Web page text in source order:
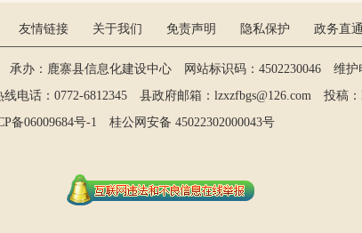
友情链接 关于我们 免责声明 隐私保护 政务直
办：鹿寨县信息化建设中心 网站标识码：4502230046 维护
电话：0772-6812345 县政府邮箱：lzxzfbgs@126.com 投稿：
备06009684号-1
桂公网安备 45022302000043号